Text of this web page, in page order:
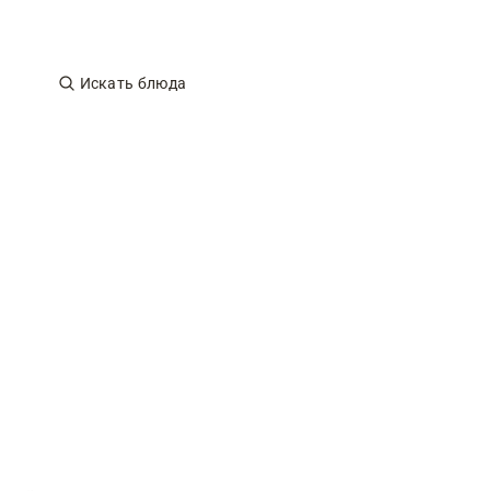
Искать блюда